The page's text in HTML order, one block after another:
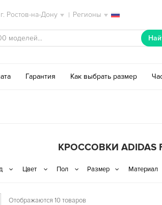
г. Ростов-на-Дону | Регионы
Гарантия Как выбрать размер
КРОССОВКИ ADIDAS
Отображаются 10 товаров